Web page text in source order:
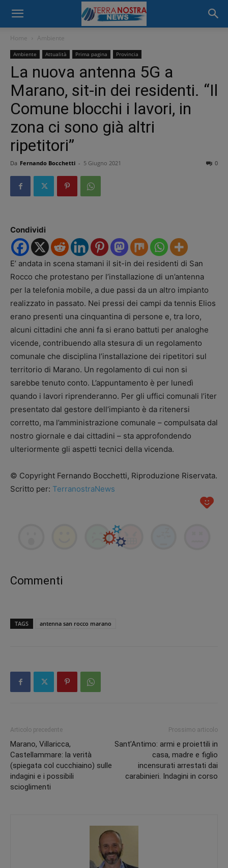
Home Ambiente
Ambiente Attualità Prima pagina Provincia
La nuova antenna 5G a
Marano, sit-in dei residenti. “Il
Comune blocchi i lavori, in
zona ci sono già altri
ripetitori”
Da Fernando Bocchetti - 5 Giugno 2021 0
Condividi
E’ andata in scena stamani il sit-in dei residenti di San
Rocco che protestano per l’installazione di un’antenna
per la telefonia mobile, a due passi da un altro impianto
realizzato in passato. Nei pressi dei campi da tennis Elios
erano presenti una cinquantina di persone e, tra loro,
alcuni cittadini che anni fa si erano battuti per analoghe
vicende, contribuendo alla stesura di un regolamento
comunale che disciplina l’installazione dei ripetitori sul
territorio di Marano. Un regolamento di cui non si
sarebbe tenuto conto. L’appuntamento è per lunedì
quando i lavori riprenderanno. Per gli uffici comunali l’iter
presentato dal gestore dell’impianto è da ritenersi
corretto, ma l’amministrazione comunale – compulsata dal
nostro giornale e dai cittadini – sta approfondendo
ulteriormente gli aspetti tecnici della vicenda.
© Copyright Fernando Bocchetti, Riproduzione Riservata.
Scritto per: TerranostraNews
Commenti
TAGS antenna san rocco marano
Articolo precedente
Marano, Villaricca,
Castellammare: la verità
(spiegata col cucchiaino) sulle
indagini e i possibili
scioglimenti
Prossimo articolo
Sant’Antimo: armi e proiettili in
casa, madre e figlio
incensurati arrestati dai
carabinieri. Indagini in corso